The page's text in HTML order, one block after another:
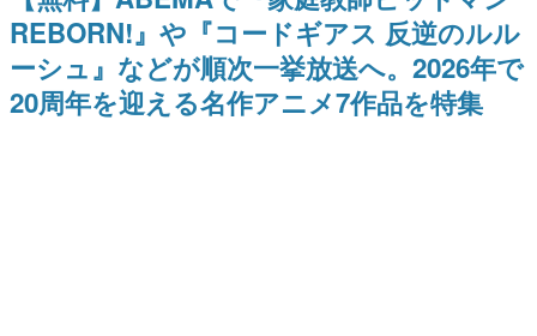
名作ゲームクリエイターの方々に製作時のエピソードをお
聞きし、ヒットする企画（ゲーム）とは何か？を探ってい
きます。
赫本
この物語を解いてはいけない。『赫本』は、〈試験問題〉
がラインナップ
のお話には…まだ続きがある！
REBORN!』や『コードギアス 反逆のルル
ーシュ』などが順次一挙放送へ。2026年で
20周年を迎える名作アニメ7作品を特集